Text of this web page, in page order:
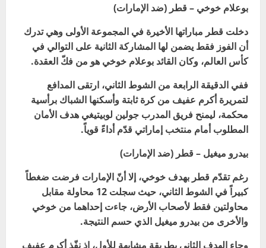
بوعلام خوخي – قطر (ضد الإمارات)
دخلت قطر مباراتها الأخيرة في المجموعة الأولى وهي تدرك
أن الفوز فقط يضمن لها المشاركة الثانية على التوالي في
كأس العالم، وكان القائد بوعلام خوخي هو من فكّ العقدة.
ففي الدقيقة الرابعة من الشوط الثاني، ارتقى المدافع
لتمريرة أكرم عفيف من كرة ثابتة وأسكنها الشباك برأسية
محكمة، ليمنح فريق المدرب جولين لوبيتيغي هدف الأمان
المطلوب أمام منتخب إماراتي قدّم أداءً قوياً.
بيدرو ميغيل – قطر (ضد الإمارات)
رغم تقدّم قطر بهدف خوخي، إلا أنّ الإمارات فرضت ضغطاً
كبيراً في الشوط الثاني، حيث سجلت 12 محاولة مقابل
محاولتين فقط لأصحاب الأرض، جاءت إحداهما من خوخي
والأخرى من بيدرو ميغيل الذي حسم النتيجة.
وجاء الهدف الثاني بطريقة مشابهة للأول، إذ نفّذ أكرم عفيف